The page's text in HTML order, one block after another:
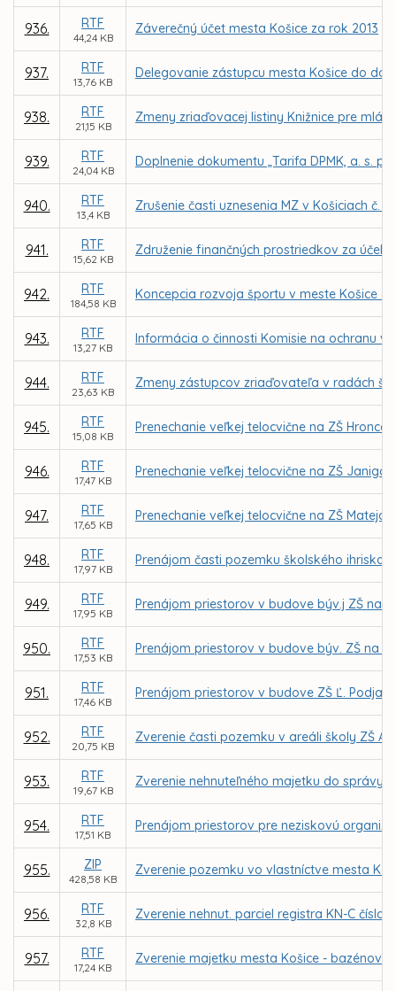
936. RTF
44,24 KB
Záverečný účet mesta Košice za rok 2013
937. RTF
13,76 KB
Delegovanie zástupcu mesta Košice do
938. RTF
21,15 KB
Zmeny zriaďovacej listiny Knižnice pre
939. RTF
24,04 KB
Doplnenie dokumentu „Tarifa DPMK, a. s.
940. RTF
13,4 KB
Zrušenie časti uznesenia MZ v Košiciach č.
941. RTF
15,62 KB
Združenie finančných prostriedkov za
942. RTF
184,58 KB
Koncepcia rozvoja športu v meste Košice
943. RTF
13,27 KB
Informácia o činnosti Komisie na ochranu
944. RTF
23,63 KB
Zmeny zástupcov zriaďovateľa v radách
945. RTF
15,08 KB
Prenechanie veľkej telocvične na ZŠ
946. RTF
17,47 KB
Prenechanie veľkej telocvične na ZŠ
947. RTF
17,65 KB
Prenechanie veľkej telocvične na ZŠ
948. RTF
17,97 KB
Prenájom časti pozemku školského ihriska
949. RTF
17,95 KB
Prenájom priestorov v budove býv.j ZŠ na
950. RTF
17,53 KB
Prenájom priestorov v budove býv. ZŠ na
951. RTF
17,46 KB
Prenájom priestorov v budove ZŠ Ľ.
952. RTF
20,75 KB
Zverenie časti pozemku v areáli školy ZŠ
953. RTF
19,67 KB
Zverenie nehnuteľného majetku do správy
954. RTF
17,51 KB
Prenájom priestorov pre neziskovú
955. ZIP
428,58 KB
Zverenie pozemku vo vlastníctve mesta
956. RTF
32,8 KB
Zverenie nehnut. parciel registra KN-C
957. RTF
17,24 KB
Zverenie majetku mesta Košice -